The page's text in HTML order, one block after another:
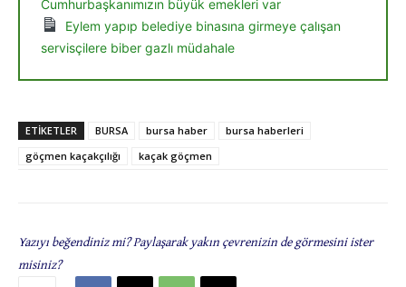
Cumhurbaşkanımızın büyük emekleri var
Eylem yapıp belediye binasına girmeye çalışan
servisçilere biber gazlı müdahale
ETIKETLER BURSA bursa haber
bursa haberleri
göçmen kaçakçılığı
kaçak göçmen
Yazıyı beğendiniz mi? Paylaşarak yakın çevrenizin de görmesini ister
misiniz?